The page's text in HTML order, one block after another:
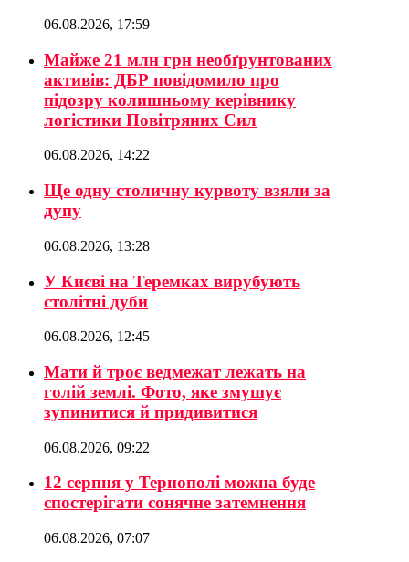
06.08.2026, 17:59
Майже 21 млн грн необґрунтованих
активів: ДБР повідомило про
підозру колишньому керівнику
логістики Повітряних Сил
06.08.2026, 14:22
Ще одну столичну курвоту взяли за
дупу
06.08.2026, 13:28
У Києві на Теремках вирубують
столітні дуби
06.08.2026, 12:45
Мати й троє ведмежат лежать на
голій землі. Фото, яке змушує
зупинитися й придивитися
06.08.2026, 09:22
12 серпня у Тернополі можна буде
спостерігати сонячне затемнення
06.08.2026, 07:07